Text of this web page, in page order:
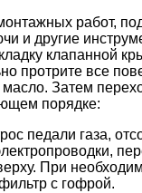
работ,
и другие
клапанной
протрите все
Затем
порядке:
педали газа,
При
с гофрой.